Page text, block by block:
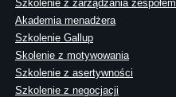
Szkolenie z zarządzania zespołem
Akademia menadżera
Szkolenie Gallup
Skolenie z motywowania
Szkolenie z asertywności
Szkolenie z negocjacji